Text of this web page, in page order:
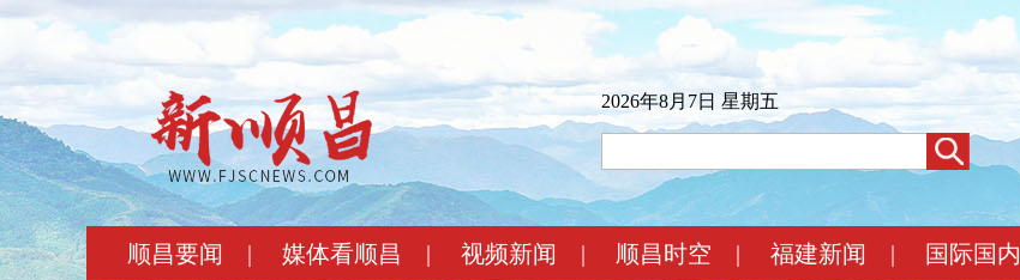
2026年8月7日 星期五
顺昌要闻 | 媒体看顺昌 | 视频新闻 | 顺昌时空 | 福建新闻 | 国际国内